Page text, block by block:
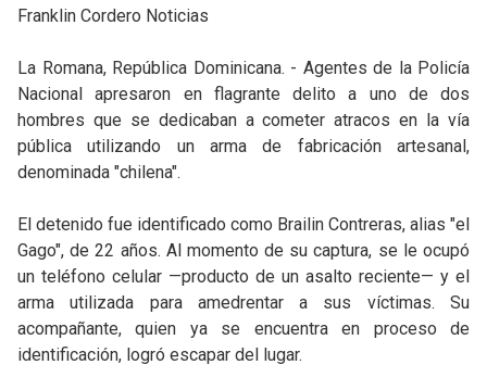
Franklin Cordero Noticias
La Romana, República Dominicana. - Agentes de la Policía
Nacional apresaron en flagrante delito a uno de dos
hombres que se dedicaban a cometer atracos en la vía
pública utilizando un arma de fabricación artesanal,
denominada "chilena".
El detenido fue identificado como Brailin Contreras, alias "el
Gago", de 22 años. Al momento de su captura, se le ocupó
un teléfono celular —producto de un asalto reciente— y el
arma utilizada para amedrentar a sus víctimas. Su
acompañante, quien ya se encuentra en proceso de
identificación, logró escapar del lugar.